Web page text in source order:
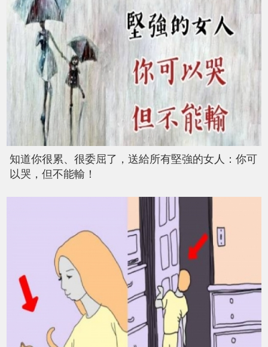
知道你很累、很委屈了，送給所有堅強的女人：你可
以哭，但不能輸！